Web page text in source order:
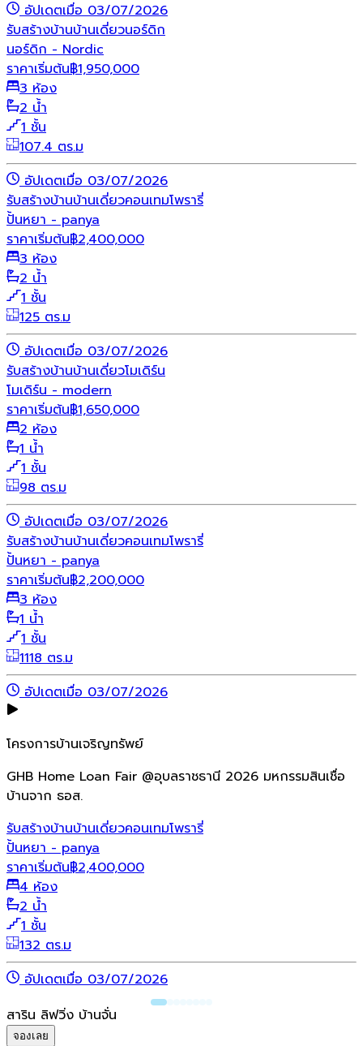
อัปเดตเมื่อ 03/07/2026
รับสร้างบ้านบ้านเดี่ยวนอร์ดิก
นอร์ดิก - Nordic
ราคาเริ่มต้น฿1,950,000
3 ห้อง
2 น้ำ
1 ชั้น
107.4 ตร.ม
อัปเดตเมื่อ 03/07/2026
รับสร้างบ้านบ้านเดี่ยวคอนเทมโพรารี่
ปั้นหยา - panya
ราคาเริ่มต้น฿2,400,000
3 ห้อง
2 น้ำ
1 ชั้น
125 ตร.ม
อัปเดตเมื่อ 03/07/2026
รับสร้างบ้านบ้านเดี่ยวโมเดิร์น
โมเดิร์น - modern
ราคาเริ่มต้น฿1,650,000
2 ห้อง
1 น้ำ
1 ชั้น
98 ตร.ม
อัปเดตเมื่อ 03/07/2026
รับสร้างบ้านบ้านเดี่ยวคอนเทมโพรารี่
ปั้นหยา - panya
ราคาเริ่มต้น฿2,200,000
3 ห้อง
1 น้ำ
1 ชั้น
1118 ตร.ม
อัปเดตเมื่อ 03/07/2026
โครงการบ้านเจริญทรัพย์
GHB Home Loan Fair @อุบลราชธานี 2026 มหกรรมสินเชื่อ
บ้านจาก ธอส.
รับสร้างบ้านบ้านเดี่ยวคอนเทมโพรารี่
ปั้นหยา - panya
ราคาเริ่มต้น฿2,400,000
4 ห้อง
2 น้ำ
1 ชั้น
132 ตร.ม
อัปเดตเมื่อ 03/07/2026
สาริน ลิฟวิ่ง บ้านจั่น
จองเลย